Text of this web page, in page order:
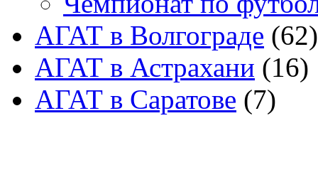
АГАТ в Волгограде (62)
АГАТ в Астрахани (16)
АГАТ в Саратове (7)